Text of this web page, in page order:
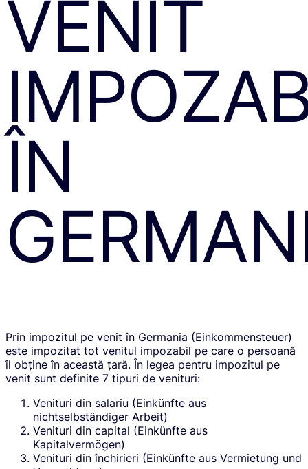
VENIT
ÎN
Prin impozitul pe venit în Germania (Einkommensteuer)
este impozitat tot venitul impozabil pe care o persoană
îl obține în această țară. În legea pentru impozitul pe
venit sunt definite 7 tipuri de venituri:
Venituri din salariu (Einkünfte aus
nichtselbständiger Arbeit)
Venituri din capital (Einkünfte aus
Kapitalvermögen)
Venituri din închirieri (Einkünfte aus Vermietung und